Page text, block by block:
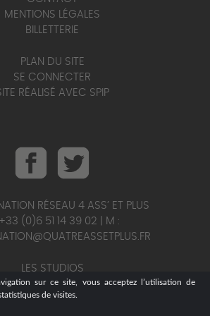
sur ce site, vous acceptez l’utilisation de
de visites.
MENTIONS LÉGALES
BILLETTERIE
PLAN DU SITE
SE CONNECTER
RÉALISÉ AVEC SPIP
RÉSEAU 4 ASS’ ET PLUS
+33 (0)6 51 14 39 02 | M :
LES STUDIOS
(0)6 95 25 56 75 | M :